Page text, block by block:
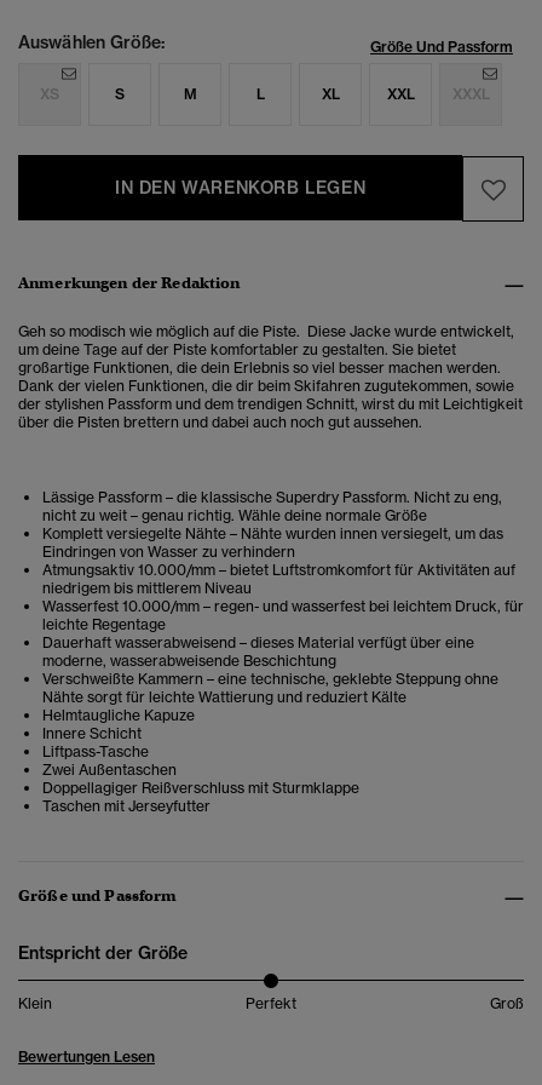
Auswählen Größe: Größe Und Passform
XS S M L XL XXL XXXL
IN DEN WARENKORB LEGEN
Anmerkungen der Redaktion
Geh so modisch wie möglich auf die Piste. Diese Jacke wurde entwickelt,
um deine Tage auf der Piste komfortabler zu gestalten. Sie bietet
großartige Funktionen, die dein Erlebnis so viel besser machen werden.
Dank der vielen Funktionen, die dir beim Skifahren zugutekommen, sowie
der stylishen Passform und dem trendigen Schnitt, wirst du mit Leichtigkeit
über die Pisten brettern und dabei auch noch gut aussehen.
Lässige Passform – die klassische Superdry Passform. Nicht zu eng,
nicht zu weit – genau richtig. Wähle deine normale Größe
Komplett versiegelte Nähte – Nähte wurden innen versiegelt, um das
Eindringen von Wasser zu verhindern
Atmungsaktiv 10.000/mm – bietet Luftstromkomfort für Aktivitäten auf
niedrigem bis mittlerem Niveau
Wasserfest 10.000/mm – regen- und wasserfest bei leichtem Druck, für
leichte Regentage
Dauerhaft wasserabweisend – dieses Material verfügt über eine
moderne, wasserabweisende Beschichtung
Verschweißte Kammern – eine technische, geklebte Steppung ohne
Nähte sorgt für leichte Wattierung und reduziert Kälte
Helmtaugliche Kapuze
Innere Schicht
Liftpass-Tasche
Zwei Außentaschen
Doppellagiger Reißverschluss mit Sturmklappe
Taschen mit Jerseyfutter
Größe und Passform
Entspricht der Größe
Klein Perfekt Groß
Bewertungen Lesen